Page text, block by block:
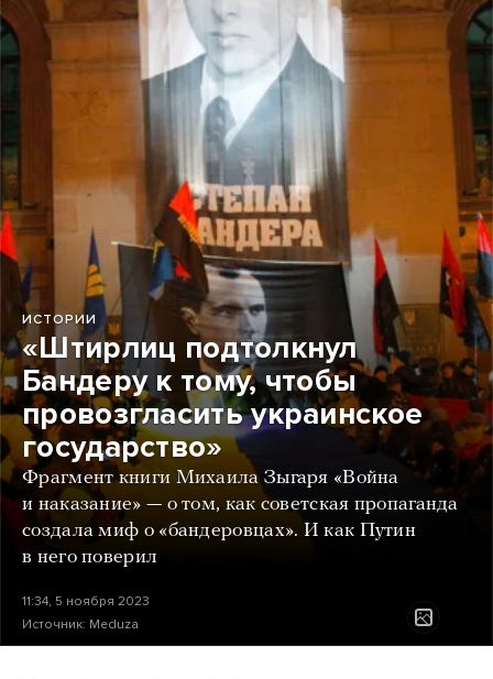
ИСТОРИИ
«Штирлиц подтолкнул
Бандеру к тому, чтобы
провозгласить украинское
государство»
Фрагмент книги Михаила Зыгаря «Война
и наказание» — о том, как советская пропаганда
создала миф о «бандеровцах». И как Путин
в него поверил
11:34, 5 ноября 2023
Источник: Meduza